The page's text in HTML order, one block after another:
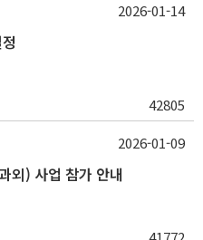
42805
2026-01-14
외) 사업 참가 안내
2026-01-09